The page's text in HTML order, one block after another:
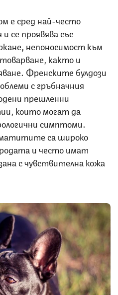
е сред най-често
се проявява със
непоносимост към
както и
Френските булдози
с гръбначния
прешленни
които могат да
симптоми.
са широко
и често имат
с чувствителна кожа